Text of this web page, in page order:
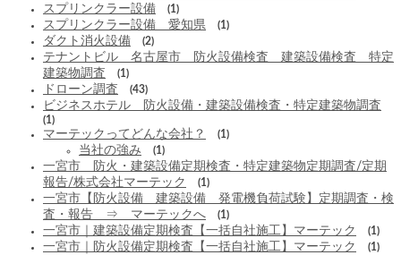
スプリンクラー設備 (1)
スプリンクラー設備 愛知県 (1)
ダクト消火設備 (2)
テナントビル 名古屋市 防火設備検査 建築設備検査 特定
建築物調査
(1)
ドローン調査 (43)
ビジネスホテル 防火設備・建築設備検査・特定建築物調査
(1)
マーテックってどんな会社？ (1)
当社の強み (1)
一宮市 防火・建築設備定期検査・特定建築物定期調査/定期
報告/株式会社マーテック
(1)
一宮市【防火設備 建築設備 発電機負荷試験】定期調査・検
査・報告 ⇒ マーテックへ
(1)
一宮市｜建築設備定期検査【一括自社施工】マーテック (1)
一宮市｜防火設備定期検査【一括自社施工】マーテック (1)